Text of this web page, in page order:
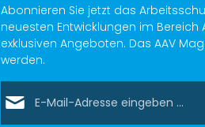
Abonnieren Sie jetzt das
neuesten Entwicklungen im
exklusiven Angeboten. Das AAV
werden.